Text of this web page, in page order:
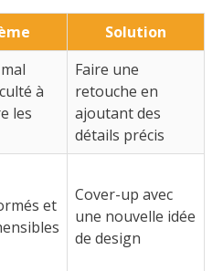
Solution
à
les
Faire une
retouche en
ajoutant des
détails précis
et
Cover-up avec
une nouvelle idée
de design